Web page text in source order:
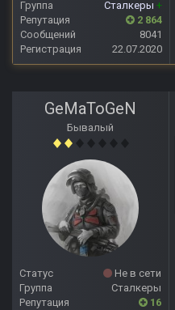
Группа
Сталкеры +
Репутация
2 864
Сообщений
8041
Регистрация
22.07.2020
GeMaToGeN
Бывалый
Статус
Не в сети
Группа
Сталкеры
Репутация
16